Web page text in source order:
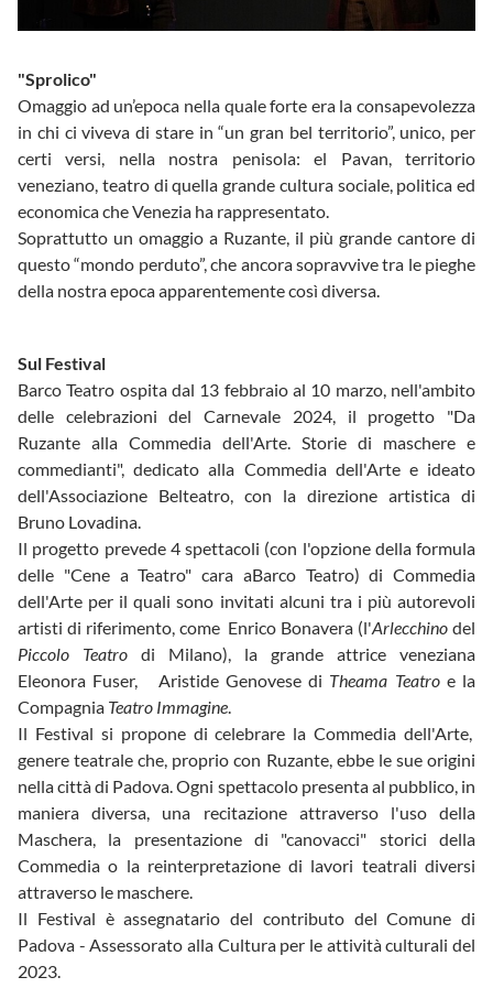
"Sprolico"
Omaggio ad un’epoca nella quale forte era la consapevolezza
in chi ci viveva di stare in “un gran bel territorio”, unico, per
certi versi, nella nostra penisola: el Pavan, territorio
veneziano, teatro di quella grande cultura sociale, politica ed
economica che Venezia ha rappresentato.
Soprattutto un omaggio a Ruzante, il più grande cantore di
questo “mondo perduto”, che ancora sopravvive tra le pieghe
della nostra epoca apparentemente così diversa.
Sul Festival
Barco Teatro ospita dal 13 febbraio al 10 marzo, nell'ambito
delle celebrazioni del Carnevale 2024, il progetto "Da
Ruzante alla Commedia dell'Arte. Storie di maschere e
commedianti", dedicato alla Commedia dell'Arte e ideato
dell'Associazione Belteatro, con la direzione artistica di
Bruno Lovadina.
Il progetto prevede 4 spettacoli (con l'opzione della formula
delle "Cene a Teatro" cara aBarco Teatro) di Commedia
dell'Arte per il quali sono invitati alcuni tra i più autorevoli
artisti di riferimento, come Enrico Bonavera (l'Arlecchino del
Piccolo Teatro di Milano), la grande attrice veneziana
Eleonora Fuser, Aristide Genovese di Theama Teatroe la
Compagnia Teatro Immagine.
Il Festival si propone di celebrare la Commedia dell'Arte,
genere teatrale che, proprio con Ruzante, ebbe le sue origini
nella città di Padova. Ogni spettacolo presenta al pubblico, in
maniera diversa, una recitazione attraverso l'uso della
Maschera, la presentazione di "canovacci" storici della
Commedia o la reinterpretazione di lavori teatrali diversi
attraverso le maschere.
Il Festival è assegnatario del contributo del Comune di
Padova - Assessorato alla Cultura per le attività culturali del
2023.